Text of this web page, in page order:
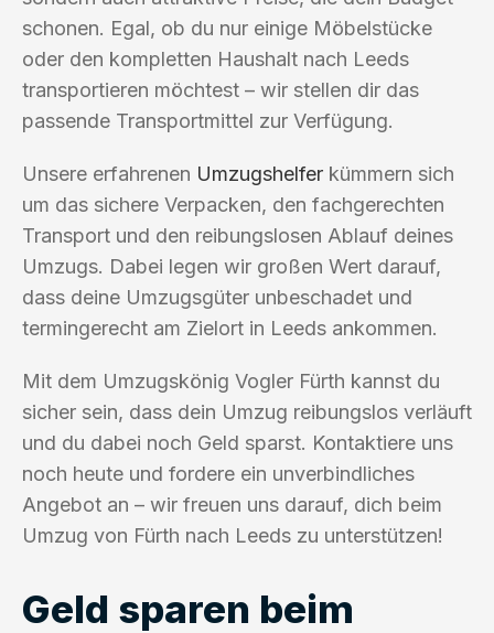
schonen. Egal, ob du nur einige Möbelstücke
oder den kompletten Haushalt nach Leeds
transportieren möchtest – wir stellen dir das
passende Transportmittel zur Verfügung.
Unsere erfahrenen Umzugshelfer kümmern sich
um das sichere Verpacken, den fachgerechten
Transport und den reibungslosen Ablauf deines
Umzugs. Dabei legen wir großen Wert darauf,
dass deine Umzugsgüter unbeschadet und
termingerecht am Zielort in Leeds ankommen.
Mit dem Umzugskönig Vogler Fürth kannst du
sicher sein, dass dein Umzug reibungslos verläuft
und du dabei noch Geld sparst. Kontaktiere uns
noch heute und fordere ein unverbindliches
Angebot an – wir freuen uns darauf, dich beim
Umzug von Fürth nach Leeds zu unterstützen!
Geld sparen beim